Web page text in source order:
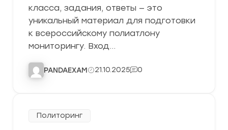
класса, задания, ответы — это
уникальный материал для подготовки
к всероссийскому полиатлону
мониторингу. Вход…
PANDAEXAM 21.10.2025 0
Политоринг